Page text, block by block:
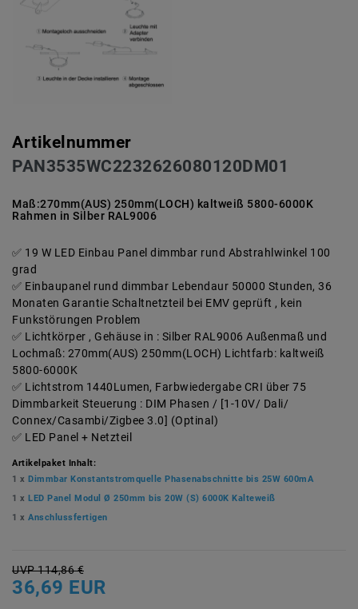
Artikelnummer
PAN3535WC2232626080120DM01
Maß:270mm(AUS) 250mm(LOCH) kaltweiß 5800-6000K
Rahmen in Silber RAL9006
19 W LED Einbau Panel dimmbar rund Abstrahlwinkel 100
grad
Einbaupanel rund dimmbar Lebendaur 50000 Stunden, 36
Monaten Garantie Schaltnetzteil bei EMV geprüft , kein
Funkstörungen Problem
Lichtkörper , Gehäuse in : Silber RAL9006 Außenmaß und
Lochmaß: 270mm(AUS) 250mm(LOCH) Lichtfarb: kaltweiß
5800-6000K
Lichtstrom 1440Lumen, Farbwiedergabe CRI über 75
Dimmbarkeit Steuerung : DIM Phasen / [1-10V/ Dali/
Connex/Casambi/Zigbee 3.0] (Optinal)
LED Panel + Netzteil
Artikelpaket Inhalt:
1 x Dimmbar Konstantstromquelle Phasenabschnitte bis 25W 600mA
1 x LED Panel Modul Ø 250mm bis 20W (S) 6000K Kalteweiß
1 x Anschlussfertigen
UVP 114,86 €
36,69 EUR